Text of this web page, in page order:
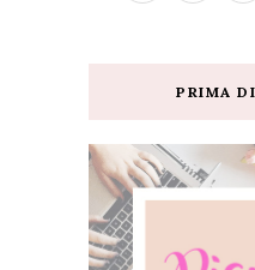
PRIMA